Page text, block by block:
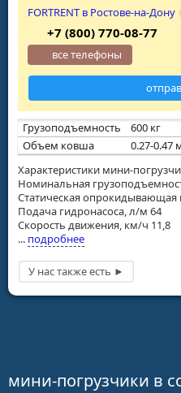
Грузоподъемность
600 кг
Объем ковша
0.27-0.47
Характеристики мини-
Номинальная
Статическая опрокидывающая
Подача гидронасоса, л/м 64
Скорость движения, км/ч 11,8
... подробнее
FORTRENT в Ростове-на-Дону
+7 (800) 770-08-77
все телефоны
мини-погрузчики в